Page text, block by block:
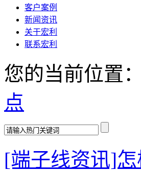
客户案例
新闻资讯
关于宏利
联系宏利
您的当前位置：
点
[端子线资讯]